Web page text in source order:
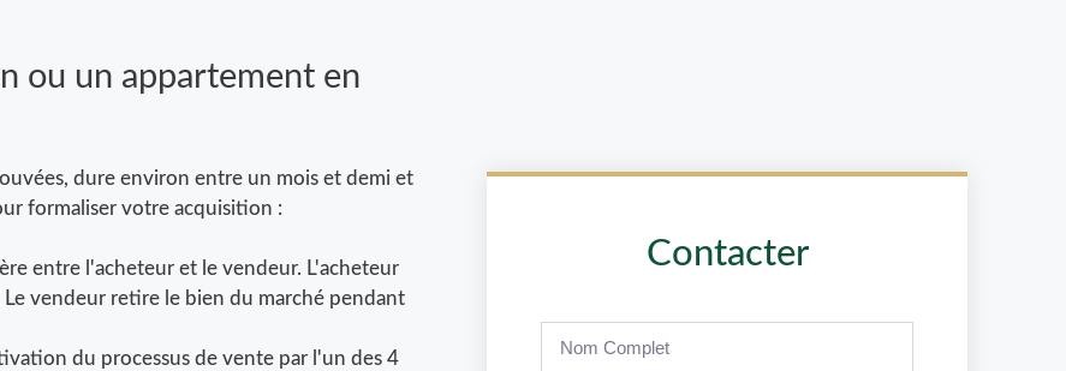
ou un appartement en
dure environ entre un mois et demi et
formaliser votre acquisition :
entre l'acheteur et le vendeur. L'acheteur
vendeur retire le bien du marché pendant
du processus de vente par l'un des 4
Contacter